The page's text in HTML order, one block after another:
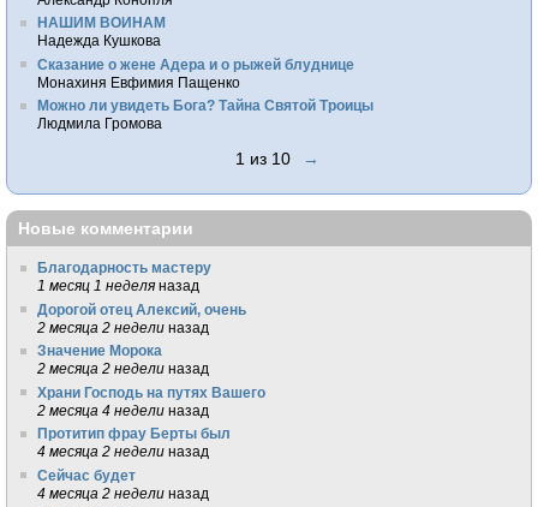
НАШИМ ВОИНАМ
Надежда Кушкова
Сказание о жене Адера и о рыжей блуднице
Монахиня Евфимия Пащенко
Можно ли увидеть Бога? Тайна Святой Троицы
Людмила Громова
1 из 10 →
Новые комментарии
Благодарность мастеру
1 месяц 1 неделя назад
Дорогой отец Алексий, очень
2 месяца 2 недели назад
Значение Морока
2 месяца 2 недели назад
Храни Господь на путях Вашего
2 месяца 4 недели назад
Протитип фрау Берты был
4 месяца 2 недели назад
Сейчас будет
4 месяца 2 недели назад